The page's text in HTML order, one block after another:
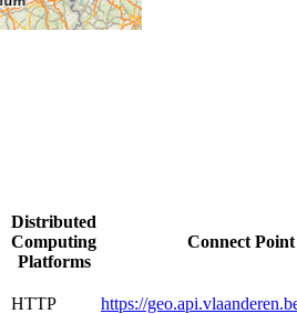
Distributed
Computing
Platforms
Connect Point
HTTP https://